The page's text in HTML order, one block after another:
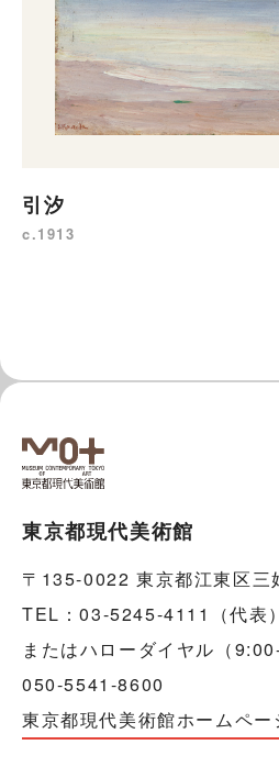
引汐
c.1913
東京都現代美術館
〒135-0022 東京都江東区三
TEL：03-5245-4111（代表）
またはハローダイヤル（
050-5541-8600
東京都現代美術館ホームペー